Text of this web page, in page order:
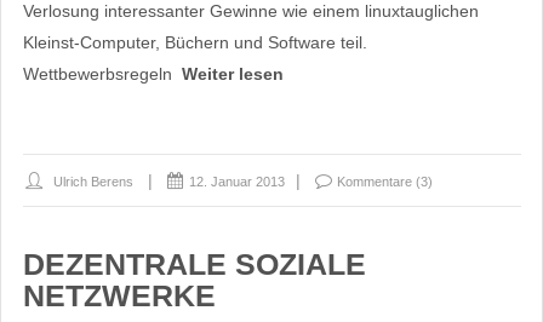
Verlosung interessanter Gewinne wie einem linuxtauglichen
Kleinst-Computer, Büchern und Software teil.
Wettbewerbsregeln Weiter lesen
Ulrich Berens 12. Januar 2013 Kommentare (3)
DEZENTRALE SOZIALE
NETZWERKE